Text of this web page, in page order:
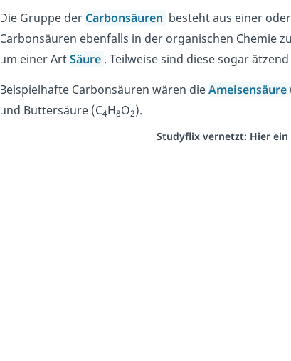
Die Gruppe der Carbonsäuren besteht aus einer
Carbonsäuren ebenfalls in der organischen Chemie
um einer ArtSäure . Teilweise sind diese sogar
Beispielhafte Carbonsäuren wären dieAmeisensäure
und Buttersäure (C4H8O2).
Studyflix vernetzt: Hier ein